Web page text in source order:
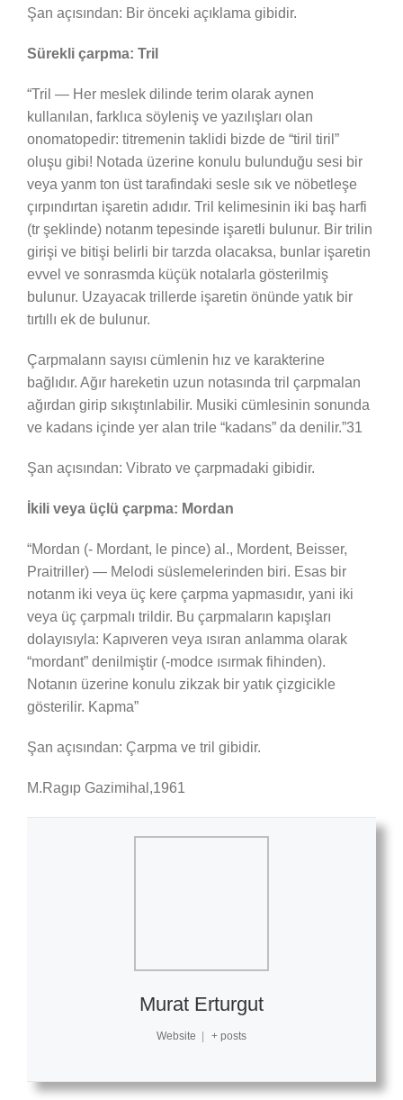
Şan açısından: Bir önceki açıklama gibidir.
Sürekli çarpma: Tril
“Tril — Her meslek dilinde terim olarak aynen
kullanılan, farklıca söyleniş ve yazılışları olan
onomatopedir: titremenin taklidi bizde de “tiril tiril”
oluşu gibi! Notada üzerine konulu bulunduğu sesi bir
veya yanm ton üst tarafindaki sesle sık ve nöbetleşe
çırpındırtan işaretin adıdır. Tril kelimesinin iki baş harfi
(tr şeklinde) notanm tepesinde işaretli bulunur. Bir trilin
girişi ve bitişi belirli bir tarzda olacaksa, bunlar işaretin
evvel ve sonrasmda küçük notalarla gösterilmiş
bulunur. Uzayacak trillerde işaretin önünde yatık bir
tırtıllı ek de bulunur.
Çarpmalann sayısı cümlenin hız ve karakterine
bağlıdır. Ağır hareketin uzun notasında tril çarpmalan
ağırdan girip sıkıştınlabilir. Musiki cümlesinin sonunda
ve kadans içinde yer alan trile “kadans” da denilir.”31
Şan açısından: Vibrato ve çarpmadaki gibidir.
İkili veya üçlü çarpma: Mordan
“Mordan (- Mordant, le pince) al., Mordent, Beisser,
Praitriller) — Melodi süslemelerinden biri. Esas bir
notanm iki veya üç kere çarpma yapmasıdır, yani iki
veya üç çarpmalı trildir. Bu çarpmaların kapışları
dolayısıyla: Kapıveren veya ısıran anlamma olarak
“mordant” denilmiştir (-modce ısırmak fihinden).
Notanın üzerine konulu zikzak bir yatık çizgicikle
gösterilir. Kapma”
Şan açısından: Çarpma ve tril gibidir.
M.Ragıp Gazimihal,1961
Murat Erturgut
Website | + posts